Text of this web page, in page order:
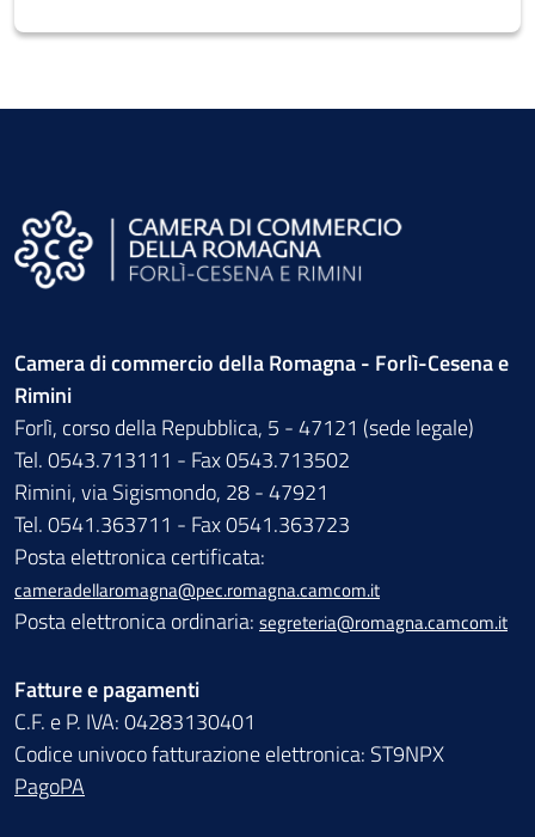
Camera di commercio della Romagna - Forlì-Cesena e
Rimini
Forlì, corso della Repubblica, 5 - 47121 (sede legale)
Tel. 0543.713111 - Fax 0543.713502
Rimini, via Sigismondo, 28 - 47921
Tel. 0541.363711 - Fax 0541.363723
Posta elettronica certificata:
cameradellaromagna@pec.romagna.camcom.it
Posta elettronica ordinaria: segreteria@romagna.camcom.it
Fatture e pagamenti
C.F. e P. IVA: 04283130401
Codice univoco fatturazione elettronica: ST9NPX
PagoPA